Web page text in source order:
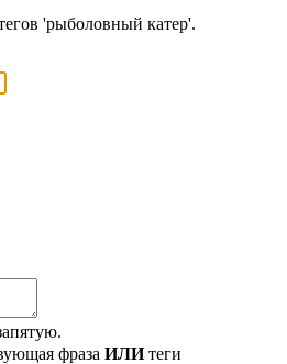
'рыболовный катер'.
фраза ИЛИтеги